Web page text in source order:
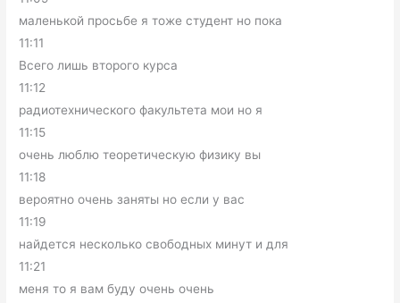
маленькой просьбе я тоже студент но пока
11:11
Всего лишь второго курса
11:12
радиотехнического факультета мои но я
11:15
очень люблю теоретическую физику вы
11:18
вероятно очень заняты но если у вас
11:19
найдется несколько свободных минут и для
11:21
меня то я вам буду очень очень